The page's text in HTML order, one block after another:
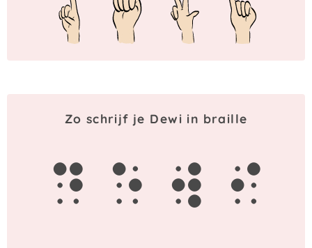
Zo schrijf je Dewi in braille
d e w i